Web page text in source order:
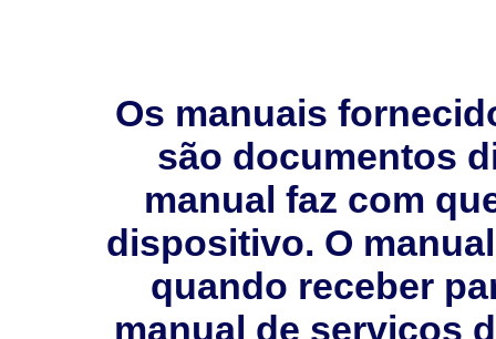
Os manuais
são documentos
manual faz com
dispositivo. O
quando receber
manual de serviços